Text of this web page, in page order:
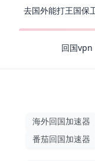
回国vpn
海外回国加速器
番茄回国加速器